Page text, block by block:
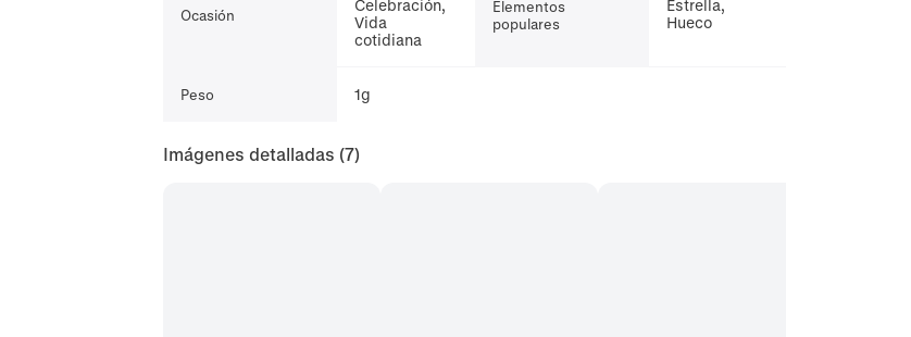
Ocasión
Celebración,
Vida
cotidiana
Elementos
populares
Estrella,
Hueco
Peso 1g
Imágenes detalladas (7)